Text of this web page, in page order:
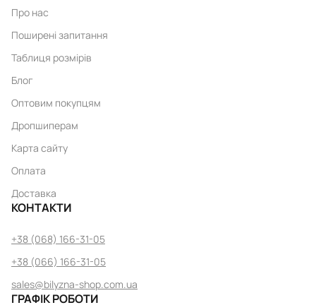
Про нас
Поширені запитання
Таблиця розмірів
Блог
Оптовим покупцям
Дропшиперам
Карта сайту
Оплата
Доставка
КОНТАКТИ
+38 (068) 166-31-05
+38 (066) 166-31-05
sales@bilyzna-shop.com.ua
ГРАФІК РОБОТИ